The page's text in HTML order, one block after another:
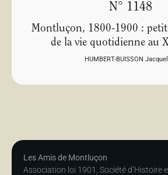
N° 1148
Montluçon, 1800-1900 :
de la vie quotidienne au
HUMBERT-BUISSON
Les Amis de Montluçon
Association loi 1901, Société d’Histoire